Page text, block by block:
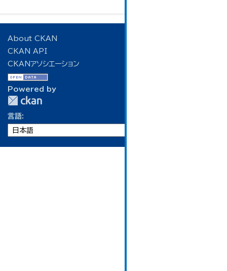
About CKAN
CKAN API
CKANアソシエーション
Powered by
言語